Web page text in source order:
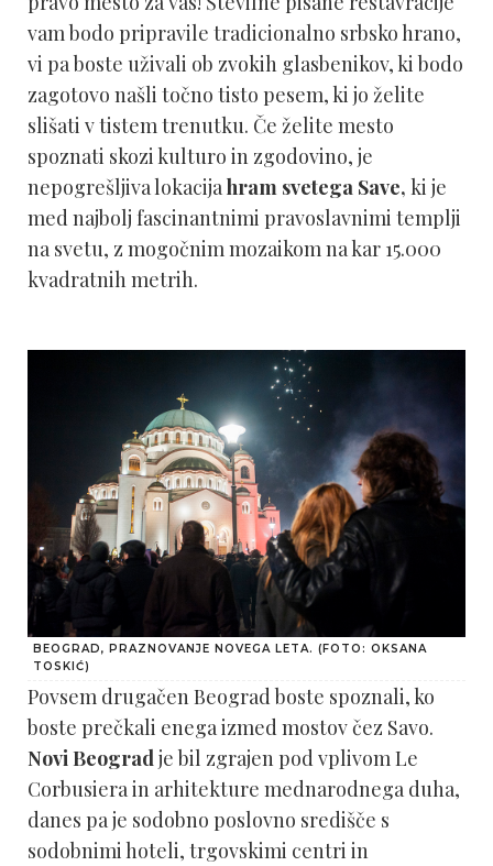
vam bodo pripravile tradicionalno srbsko hrano,
vi pa boste uživali ob zvokih glasbenikov, ki bodo
zagotovo našli točno tisto pesem, ki jo želite
slišati v tistem trenutku. Če želite mesto
spoznati skozi kulturo in zgodovino, je
nepogrešljiva lokacijahram svetega Save, ki je
med najbolj fascinantnimi pravoslavnimi templji
na svetu, z mogočnim mozaikom na kar 15.000
kvadratnih metrih.
BEOGRAD, PRAZNOVANJE NOVEGA LETA. (FOTO: OKSANA
TOSKIĆ)
Povsem drugačen Beograd boste spoznali, ko
boste prečkali enega izmed mostov čez Savo.
Novi Beograd je bil zgrajen pod vplivom Le
Corbusiera in arhitekture mednarodnega duha,
danes pa je sodobno poslovno središče s
sodobnimi hoteli, trgovskimi centri in